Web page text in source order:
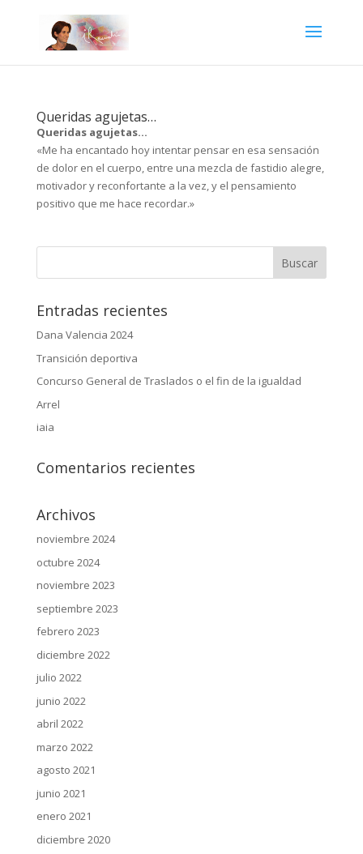
Queridas agujetas…
Queridas agujetas…
«Me ha encantado hoy intentar pensar en esa sensación
de dolor en el cuerpo, entre una mezcla de fastidio alegre,
motivador y reconfortante a la vez, y el pensamiento
positivo que me hace recordar.»
Entradas recientes
Dana Valencia 2024
Transición deportiva
Concurso General de Traslados o el fin de la igualdad
Arrel
iaia
Comentarios recientes
Archivos
noviembre 2024
octubre 2024
noviembre 2023
septiembre 2023
febrero 2023
diciembre 2022
julio 2022
junio 2022
abril 2022
marzo 2022
agosto 2021
junio 2021
enero 2021
diciembre 2020